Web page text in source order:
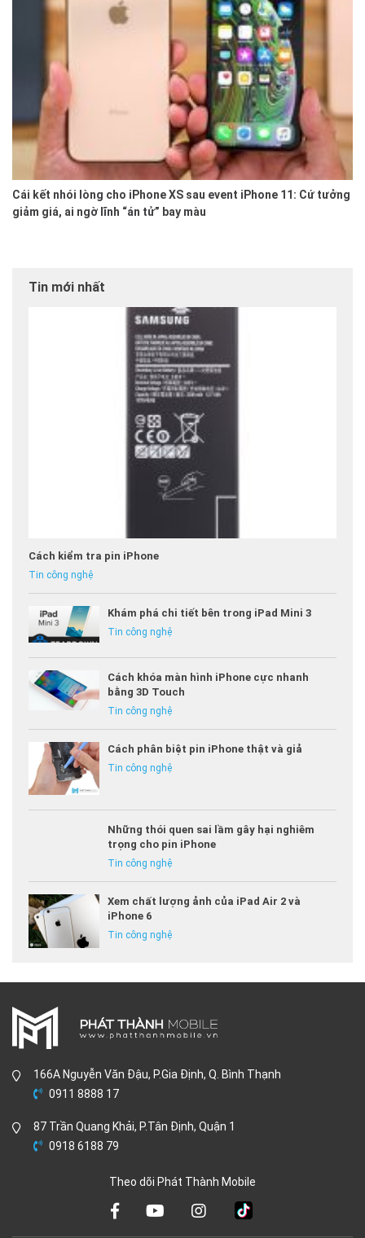
Cái kết nhói lòng cho iPhone XS sau event iPhone 11: Cứ tưởng
giảm giá, ai ngờ lĩnh “án tử” bay màu
Tin mới nhất
Cách kiểm tra pin iPhone
Tin công nghệ
Khám phá chi tiết bên trong iPad Mini 3
Tin công nghệ
Cách khóa màn hình iPhone cực nhanh
bằng 3D Touch
Tin công nghệ
Cách phân biệt pin iPhone thật và giả
Tin công nghệ
Những thói quen sai lầm gây hại nghiêm
trọng cho pin iPhone
Tin công nghệ
Xem chất lượng ảnh của iPad Air 2 và
iPhone 6
Tin công nghệ
166A Nguyễn Văn Đậu, P.Gia Định, Q. Bình Thạnh
0911 8888 17
87 Trần Quang Khải, P.Tân Định, Quận 1
0918 6188 79
Theo dõi Phát Thành Mobile